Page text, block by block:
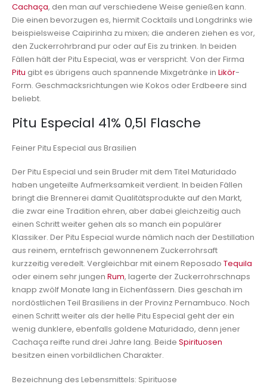
Cachaça, den man auf verschiedene Weise genießen kann.
Die einen bevorzugen es, hiermit Cocktails und Longdrinks wie
beispielsweise Caipirinha zu mixen; die anderen ziehen es vor,
den Zuckerrohrbrand pur oder auf Eis zu trinken. In beiden
Fällen hält der Pitu Especial, was er verspricht. Von der Firma
Pitu gibt es übrigens auch spannende Mixgetränke in Likör-
Form. Geschmacksrichtungen wie Kokos oder Erdbeere sind
beliebt.
Pitu Especial 41% 0,5l Flasche
Feiner Pitu Especial aus Brasilien
Der Pitu Especial und sein Bruder mit dem Titel Maturidado
haben ungeteilte Aufmerksamkeit verdient. In beiden Fällen
bringt die Brennerei damit Qualitätsprodukte auf den Markt,
die zwar eine Tradition ehren, aber dabei gleichzeitig auch
einen Schritt weiter gehen als so manch ein populärer
Klassiker. Der Pitu Especial wurde nämlich nach der Destillation
aus reinem, erntefrisch gewonnenem Zuckerrohrsaft
kurzzeitig veredelt. Vergleichbar mit einem Reposado Tequila
oder einem sehr jungen Rum, lagerte der Zuckerrohrschnaps
knapp zwölf Monate lang in Eichenfässern. Dies geschah im
nordöstlichen Teil Brasiliens in der Provinz Pernambuco. Noch
einen Schritt weiter als der helle Pitu Especial geht der ein
wenig dunklere, ebenfalls goldene Maturidado, denn jener
Cachaça reifte rund drei Jahre lang. Beide Spirituosen
besitzen einen vorbildlichen Charakter.
Bezeichnung des Lebensmittels: Spirituose